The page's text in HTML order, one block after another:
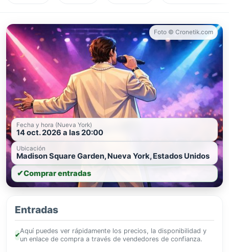
Foto © Cronetik.com
Fecha y hora (Nueva York)
14 oct. 2026 a las 20:00
Ubicación
Madison Square Garden, Nueva York, Estados Unidos
✔Comprar entradas
Entradas
✔
Aquí puedes ver rápidamente los precios, la disponibilidad y
un enlace de compra a través de vendedores de confianza.